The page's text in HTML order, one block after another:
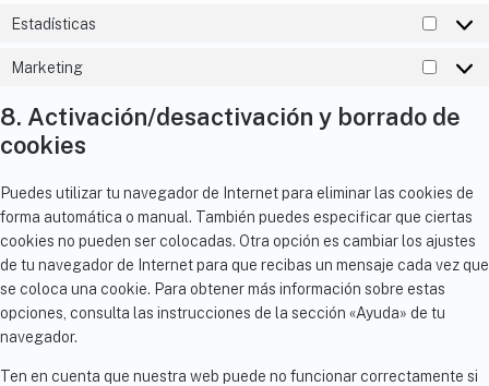
Estadísticas
Marketing
8. Activación/desactivación y borrado de
cookies
Puedes utilizar tu navegador de Internet para eliminar las cookies de
forma automática o manual. También puedes especificar que ciertas
cookies no pueden ser colocadas. Otra opción es cambiar los ajustes
de tu navegador de Internet para que recibas un mensaje cada vez que
se coloca una cookie. Para obtener más información sobre estas
opciones, consulta las instrucciones de la sección «Ayuda» de tu
navegador.
Ten en cuenta que nuestra web puede no funcionar correctamente si